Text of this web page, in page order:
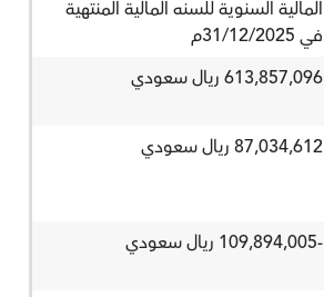
المالية السنوية للسنه المالية المنتهية
في 31/12/2025م
613,857,096 ريال سعودي
87,034,612 ريال سعودي
-109,894,005 ريال سعودي